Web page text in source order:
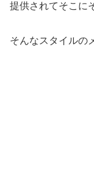
提供されてそこに
そんなスタイルの